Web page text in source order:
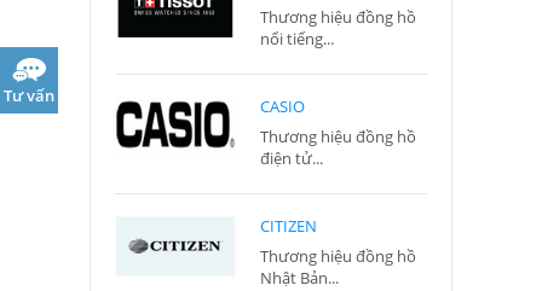
Thương hiệu đồng hồ
nổi tiếng...
CASIO
Thương hiệu đồng hồ
điện tử...
CITIZEN
Thương hiệu đồng hồ
Nhật Bản...
Tư vấn